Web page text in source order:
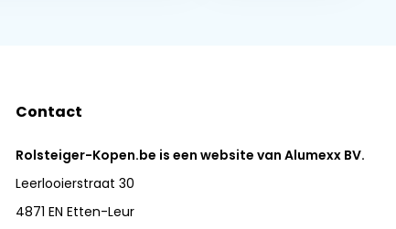
Contact
Rolsteiger-Kopen.be is een website van Alumexx BV.
Leerlooierstraat 30
4871 EN Etten-Leur